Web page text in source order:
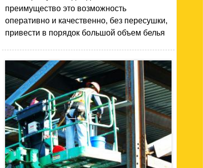
преимущество это возможность
оперативно и качественно, без пересушки,
привести в порядок большой объем белья